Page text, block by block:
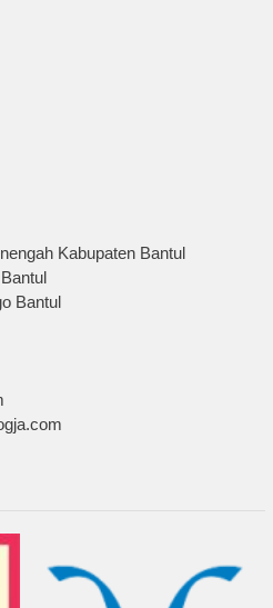
Kabupaten Bantul
Bantul